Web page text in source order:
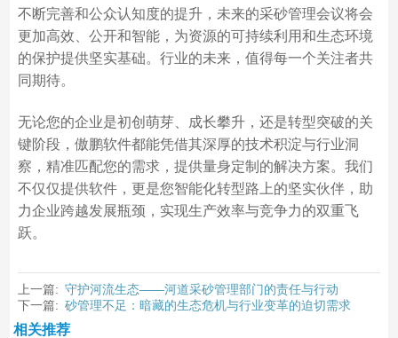
不断完善和公众认知度的提升，未来的采砂管理会议将会
更加高效、公开和智能，为资源的可持续利用和生态环境
的保护提供坚实基础。行业的未来，值得每一个关注者共
同期待。
无论您的企业是初创萌芽、成长攀升，还是转型突破的关
键阶段，傲鹏软件都能凭借其深厚的技术积淀与行业洞
察，精准匹配您的需求，提供量身定制的解决方案。我们
不仅仅提供软件，更是您智能化转型路上的坚实伙伴，助
力企业跨越发展瓶颈，实现生产效率与竞争力的双重飞
跃。
上一篇: 守护河流生态——河道采砂管理部门的责任与行动
下一篇: 砂管理不足：暗藏的生态危机与行业变革的迫切需求
相关推荐